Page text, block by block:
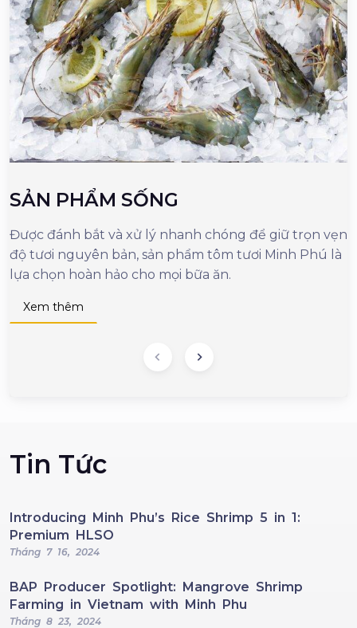
SẢN PHẨM SỐNG
Được đánh bắt và xử lý nhanh chóng để giữ trọn vẹn
độ tươi nguyên bản, sản phẩm tôm tươi Minh Phú là
lựa chọn hoàn hảo cho mọi bữa ăn.
Xem thêm
Tin Tức
Introducing Minh Phu’s Rice Shrimp 5 in 1:
Premium HLSO
Tháng 7 16, 2024
BAP Producer Spotlight: Mangrove Shrimp
Farming in Vietnam with Minh Phu
Tháng 8 23, 2024